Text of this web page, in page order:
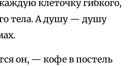
клеточку гибкого,
тела. А душу — душу
он, — кофе в постель